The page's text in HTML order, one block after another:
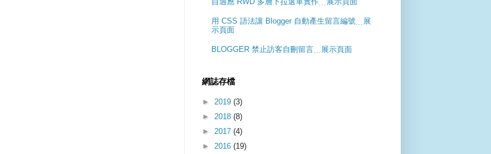
用 CSS 語法讓 Blogger 自動產生留言編號﹍展
示頁面
BLOGGER 禁止訪客自刪留言﹍展示頁面
網誌存檔
► 2019 (3)
► 2018 (8)
► 2017 (4)
► 2016 (19)